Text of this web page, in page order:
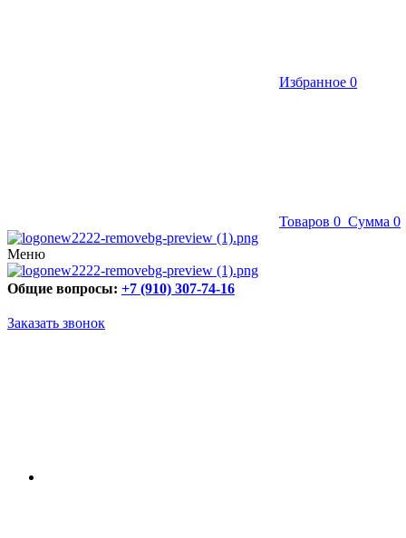
Избранное 0
Товаров 0 Сумма 0
Меню
Общие вопросы: +7 (910) 307-74-16
Заказать звонок